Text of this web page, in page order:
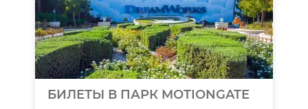
БИЛЕТЫ В ПАРК MOTIONGATE